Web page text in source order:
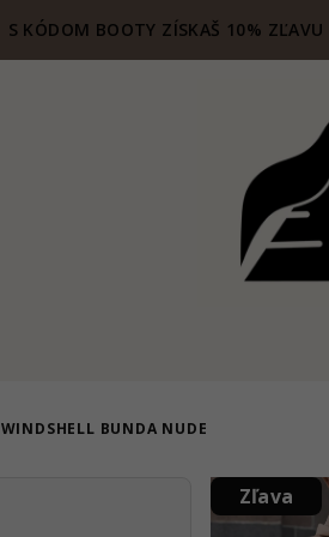
S KÓDOM BOOTY ZÍSKAŠ 10%
WINDSHELL BUNDA NUDE
Zľava